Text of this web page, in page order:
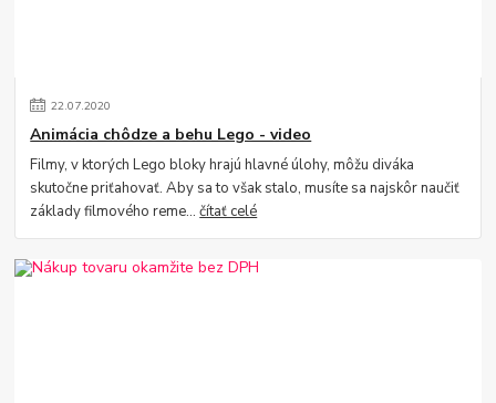
22.07.2020
Animácia chôdze a behu Lego - video
Filmy, v ktorých Lego bloky hrajú hlavné úlohy, môžu diváka
skutočne priťahovať. Aby sa to však stalo, musíte sa najskôr naučiť
základy filmového reme...čítať celé